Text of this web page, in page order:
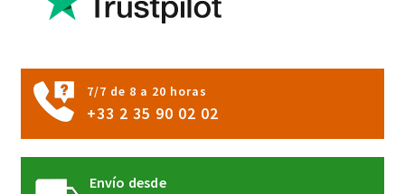
7/7 de 8 a 20 horas
+33 2 35 90 02 02
Envío desde